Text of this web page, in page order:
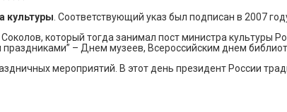
культуры . Соответствующий указ был подписан в 2007
который тогда занимал пост министра культуры
– Днем музеев, Всероссийским днем
мероприятий. В этот день президент России